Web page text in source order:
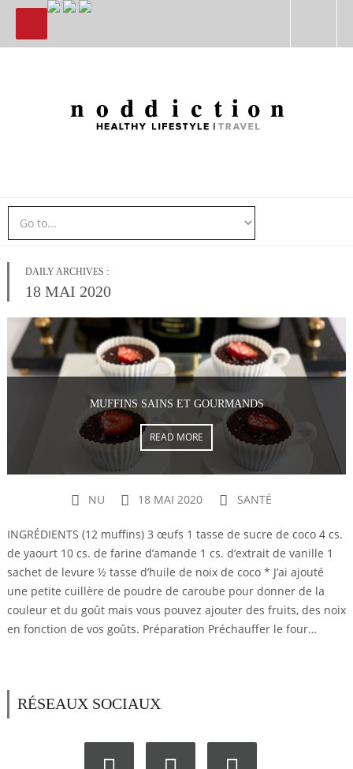
DAILY ARCHIVES :
18 MAI 2020
MUFFINS SAINS ET GOURMANDS
READ MORE
NU 18 MAI 2020 SANTÉ
INGRÉDIENTS (12 muffins) 3 œufs 1 tasse de sucre de coco 4 cs.
de yaourt 10 cs. de farine d’amande 1 cs. d’extrait de vanille 1
sachet de levure ½ tasse d’huile de noix de coco * J’ai ajouté
une petite cuillère de poudre de caroube pour donner de la
couleur et du goût mais vous pouvez ajouter des fruits, des noix
en fonction de vos goûts. Préparation Préchauffer le four…
RÉSEAUX SOCIAUX